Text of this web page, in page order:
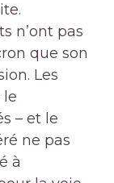
n’ont pas
que son
Les
le
– et le
ne pas
à